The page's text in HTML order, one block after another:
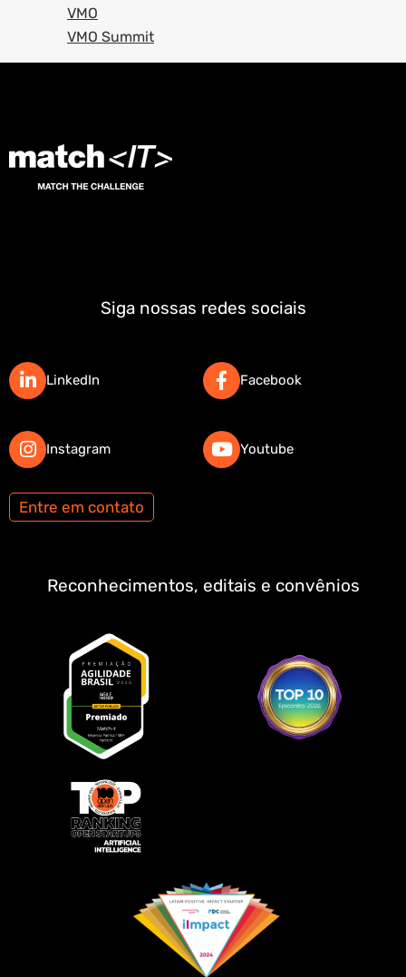
VMO
VMO Summit
Siga nossas redes sociais
LinkedIn
Instagram
Facebook
Youtube
Entre em contato
Reconhecimentos, editais e convênios